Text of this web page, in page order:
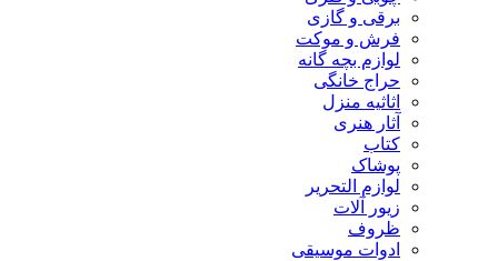
برقی و گازی
فرش و موکت
لوازم بچه گانه
حراج خانگی
اثاثیه منزل
آثار هنری
کتاب
پوشاک
لوازم التحریر
زیور آلات
ظروف
ادوات موسیقی